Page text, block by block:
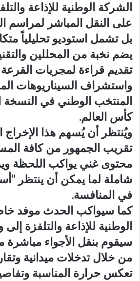
الشركة الوطنية للإذاعة
على النقل المباشر
بل تشمل استوديو تحليلياً
يضم نخبة من المحللين
تقديم قراءة لمجريات القرعة
واستشراف السيناريوهات
المنتخب الوطني في النسخة
كأس العالم.
ويُنتظر أن يُسهم هذا الإخراج
تقريب الجمهور من كافة
محتوى غني يواكب اللحظة
شاملة لما يمكن أن ينتظر
في المنافسة.
كما سيواكب الحدث موفد
الوطنية للإذاعة والتلفزة
سيقوم بنقل الأجواء
من خلال تدخلات ميدانية
تعكس حرارة المناسبة